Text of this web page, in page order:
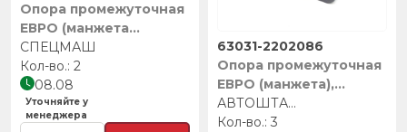
Опора промежуточная
ЕВРО (манжета
фторсиликон),
СПЕЦМАШ
СПЕЦМАШ
2
08.08
Уточняйте у
менеджера
Опора промежуточная
ЕВРО (манжета),
Автоштамп
63031-2202086
АВТОШТАМП
3